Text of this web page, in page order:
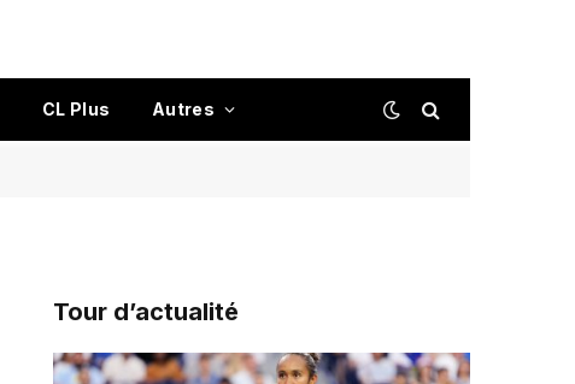
CL Plus Autres
Tour d’actualité